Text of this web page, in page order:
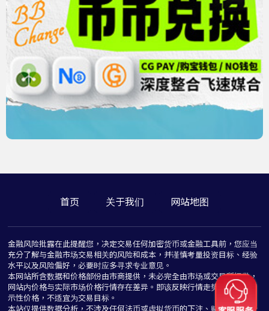
首页 关于我们 网站地图
金融风险批露在此提醒您，决定交易任何加密货币或金融工具前，您应当
充分了解与金融市场交易相关的风险和成本，并谨慎考量投资目标、经验
水平以及风险偏好，必要时应多寻求专业意见。
本网站所含数据和价格部份由市商提供，未必完全由市场或交易所提供，
网站内价格与实际市场价格行情存在差异。即该反映行情走势价格仅为指
示性价格，不适宜为交易目标。
本站仅提供数据分析，不涉及任何法币或虚拟货币的下注、赌博与推介行